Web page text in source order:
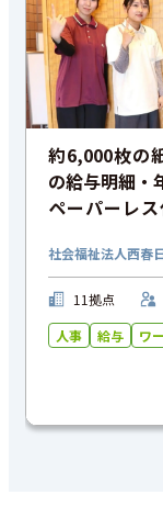
約6,000枚の
の給与明細・
ペーパーレ
社会福祉法人西春
11拠点
人事
給与 ワ